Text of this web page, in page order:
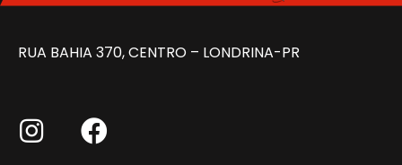
RUA BAHIA 370, CENTRO – LONDRINA-PR